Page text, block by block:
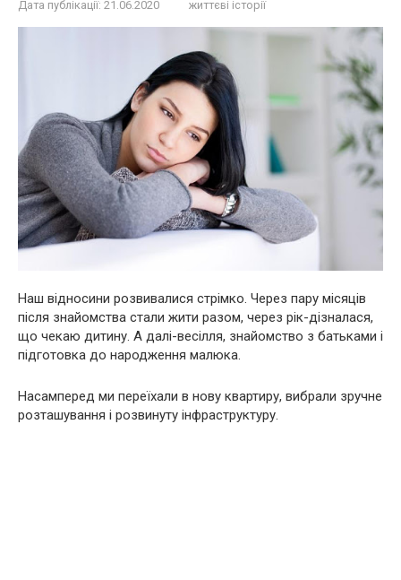
Дата публікації: 21.06.2020 життєві історії
Наш відносини розвивалися стрімко. Через пару місяців
після знайомства стали жити разом, через рік-дізналася,
що чекаю дитину. А далі-весілля, знайомство з батьками і
підготовка до народження малюка.
Насамперед ми переїхали в нову квартиру, вибрали зручне
розташування і розвинуту інфраструктуру.